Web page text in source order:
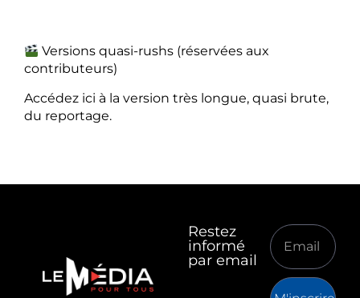
Versions quasi-rushs (réservées aux
contributeurs)
Accédez ici à la version très longue, quasi brute,
du reportage.
Restez
informé
par email